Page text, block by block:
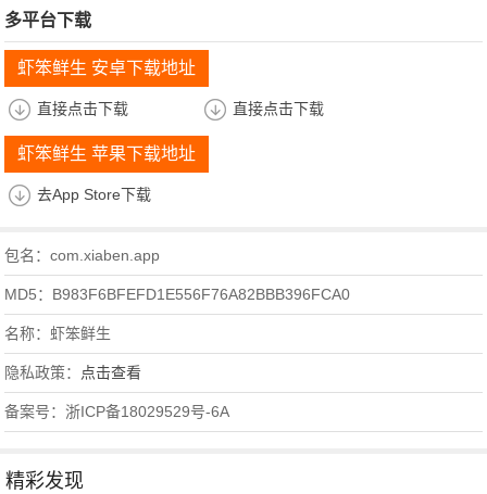
多平台下载
虾笨鲜生 安卓下载地址
直接点击下载 直接点击下载
虾笨鲜生 苹果下载地址
去App Store下载
包名：com.xiaben.app
MD5：B983F6BFEFD1E556F76A82BBB396FCA0
名称：虾笨鲜生
隐私政策： 点击查看
备案号：浙ICP备18029529号-6A
精彩发现